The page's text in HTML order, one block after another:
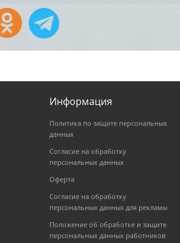
Информация
Политика по защите персональных
данных
Согласие на обработку
персональных данных
Оферта
Согласие на обработку
персональных данных для рекламы
Положение об обработке и защите
персональных данных работников